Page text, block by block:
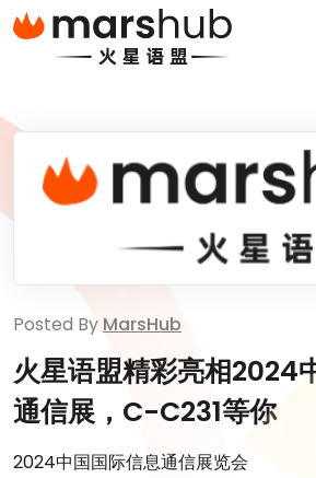
Posted By MarsHub
火星语盟精彩亮相2024
通信展，C-C231等你
2024中国国际信息通信展览会